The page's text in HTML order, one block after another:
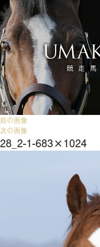
前の画像
次の画像
28_2-1-683×1024